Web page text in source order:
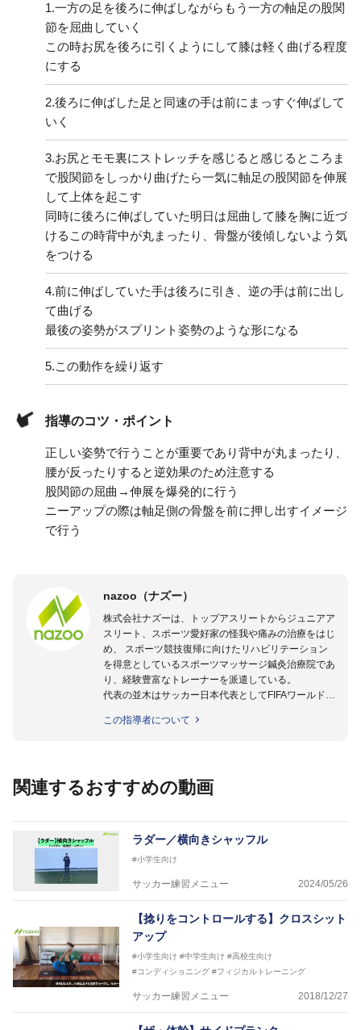
1.一方の足を後ろに伸ばしながらもう一方の軸足の股関
節を屈曲していく
この時お尻を後ろに引くようにして膝は軽く曲げる程度
にする
2.後ろに伸ばした足と同速の手は前にまっすぐ伸ばして
いく
3.お尻とモモ裏にストレッチを感じると感じるところま
で股関節をしっかり曲げたら一気に軸足の股関節を伸展
して上体を起こす
同時に後ろに伸ばしていた明日は屈曲して膝を胸に近づ
けるこの時背中が丸まったり、骨盤が後傾しないよう気
をつける
4.前に伸ばしていた手は後ろに引き、逆の手は前に出し
て曲げる
最後の姿勢がスプリント姿勢のような形になる
5.この動作を繰り返す
指導のコツ・ポイント
正しい姿勢で行うことが重要であり背中が丸まったり、
腰が反ったりすると逆効果のため注意する
股関節の屈曲→伸展を爆発的に行う
ニーアップの際は軸足側の骨盤を前に押し出すイメージ
で行う
nazoo（ナズー）
株式会社ナズーは、トップアスリートからジュニアア
スリート、スポーツ愛好家の怪我や痛みの治療をはじ
め、 スポーツ競技復帰に向けたリハビリテーション
を得意としているスポーツマッサージ鍼灸治療院であ
り、経験豊富なトレーナーを派遣している。
代表の並木はサッカー日本代表としてFIFAワールドカ
のほかU-23日本代表のアスレティックトレーナーと
世代のサッカーを中心に、WJBL、社会人ラグビー、
を派遣している。
さらには講演会やセミナー、専門学校などの教育機関
に講師を派遣するなど後進育成にも力を入れている。
「一人一人の健康な人生をサポートする」を企業理念
からサポートし、一人一人の「楽しく、豊かに、生き
生きと」生きる、そんな『健康な人生』をサポートし
ている。
この指導者について
関連するおすすめの動画
ラダー／横向きシャッフル
#小学生向け
サッカー練習メニュー 2024/05/26
【捻りをコントロールする】クロスシット
アップ
#小学生向け #中学生向け #高校生向け
#コンディショニング #フィジカルトレーニング
サッカー練習メニュー 2018/12/27